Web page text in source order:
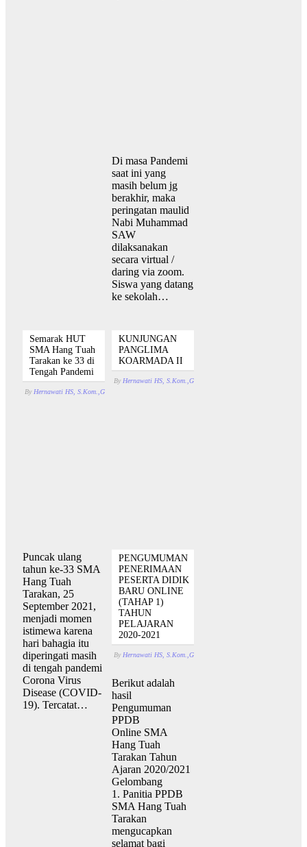
Di masa Pandemi
saat ini yang
masih belum jg
berakhir, maka
peringatan maulid
Nabi Muhammad
SAW
dilaksanakan
secara virtual /
daring via zoom.
Siswa yang datang
ke sekolah…
Semarak HUT
SMA Hang Tuah
Tarakan ke 33 di
Tengah Pandemi
By Hernawati HS, S.Kom.,Gr.
Puncak ulang
tahun ke-33 SMA
Hang Tuah
Tarakan, 25
September 2021,
menjadi momen
istimewa karena
hari bahagia itu
diperingati masih
di tengah pandemi
Corona Virus
Disease (COVID-
19). Tercatat…
KUNJUNGAN
PANGLIMA
KOARMADA II
By Hernawati HS, S.Kom.,Gr.
PENGUMUMAN
PENERIMAAN
PESERTA DIDIK
BARU ONLINE
(TAHAP 1)
TAHUN
PELAJARAN
2020-2021
By Hernawati HS, S.Kom.,Gr.
Berikut adalah
hasil
Pengumuman
PPDB
Online SMA
Hang Tuah
Tarakan Tahun
Ajaran 2020/2021
Gelombang
1. Panitia PPDB
SMA Hang Tuah
Tarakan
mengucapkan
selamat bagi